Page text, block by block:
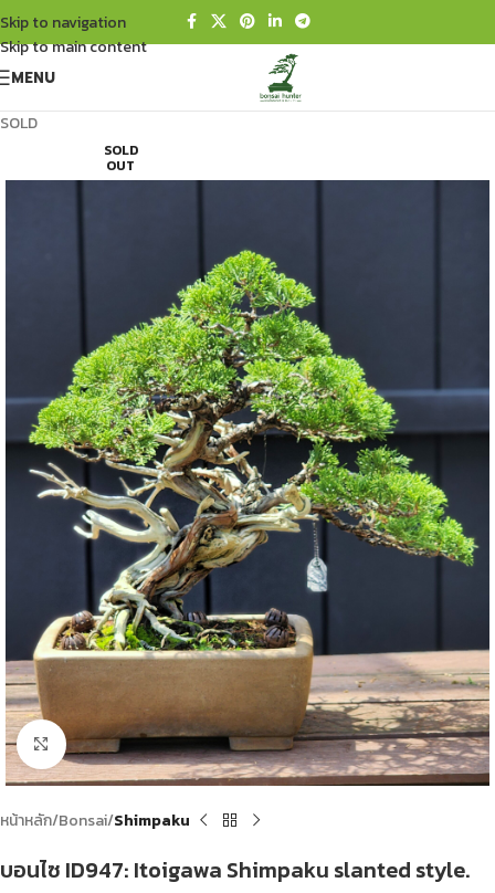
Skip to navigation
Skip to main content
MENU
SOLD
SOLD
OUT
Click to enlarge
หน้าหลัก Bonsai Shimpaku
บอนไซ ID947: Itoigawa​ Shimpaku​ slanted style.